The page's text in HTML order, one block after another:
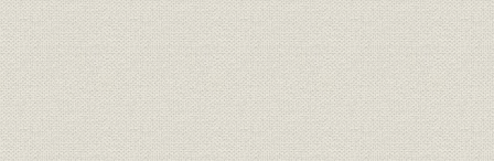
財務・業績 貸借対照表V
昭和43年9
31日